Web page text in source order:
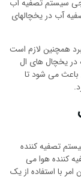
جی سیستم تصفیه آب
آب در یخچالهای
همچنین لازم است
در یخچال های ال
می شود تا
تصفیه کننده
کننده هوا می
با استفاده از یک